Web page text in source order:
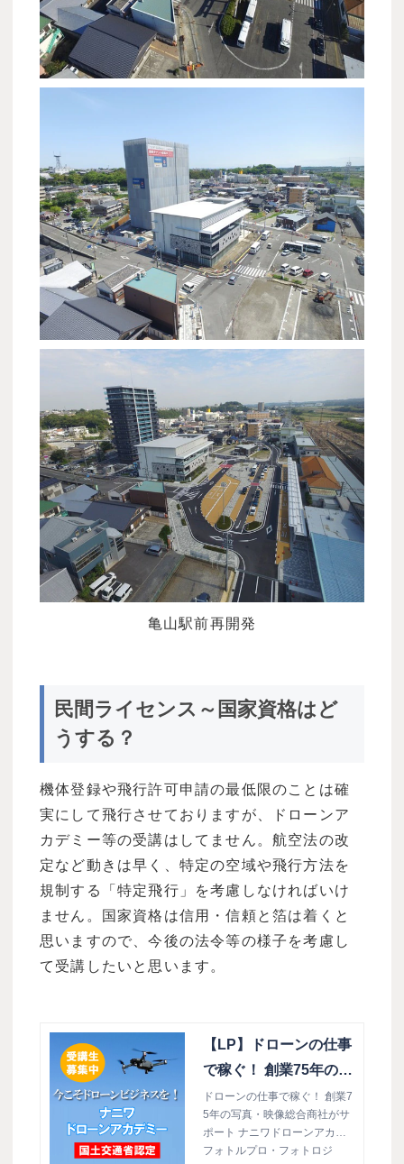
亀山駅前再開発
民間ライセンス～国家資格はど
うする？
機体登録や飛行許可申請の最低限のことは確
実にして飛行させておりますが、ドローンア
カデミー等の受講はしてません。航空法の改
定など動きは早く、特定の空域や飛行方法を
規制する「特定飛行」を考慮しなければいけ
ません。国家資格は信用・信頼と箔は着くと
思いますので、今後の法令等の様子を考慮し
て受講したいと思います。
【LP】ドローンの仕事
で稼ぐ！ 創業75年の写
真・映像総合商社がサ
ポート ナニワドローン
アカデミー開校
ドローンの仕事で稼ぐ！ 創業7
5年の写真・映像総合商社がサ
ポート ナニワドローンアカデ
ミー開校
フォトルプロ・フォトロジ